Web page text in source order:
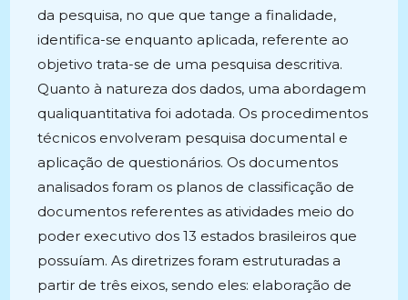
da pesquisa, no que que tange a finalidade,
identifica-se enquanto aplicada, referente ao
objetivo trata-se de uma pesquisa descritiva.
Quanto à natureza dos dados, uma abordagem
qualiquantitativa foi adotada. Os procedimentos
técnicos envolveram pesquisa documental e
aplicação de questionários. Os documentos
analisados foram os planos de classificação de
documentos referentes as atividades meio do
poder executivo dos 13 estados brasileiros que
possuíam. As diretrizes foram estruturadas a
partir de três eixos, sendo eles: elaboração de